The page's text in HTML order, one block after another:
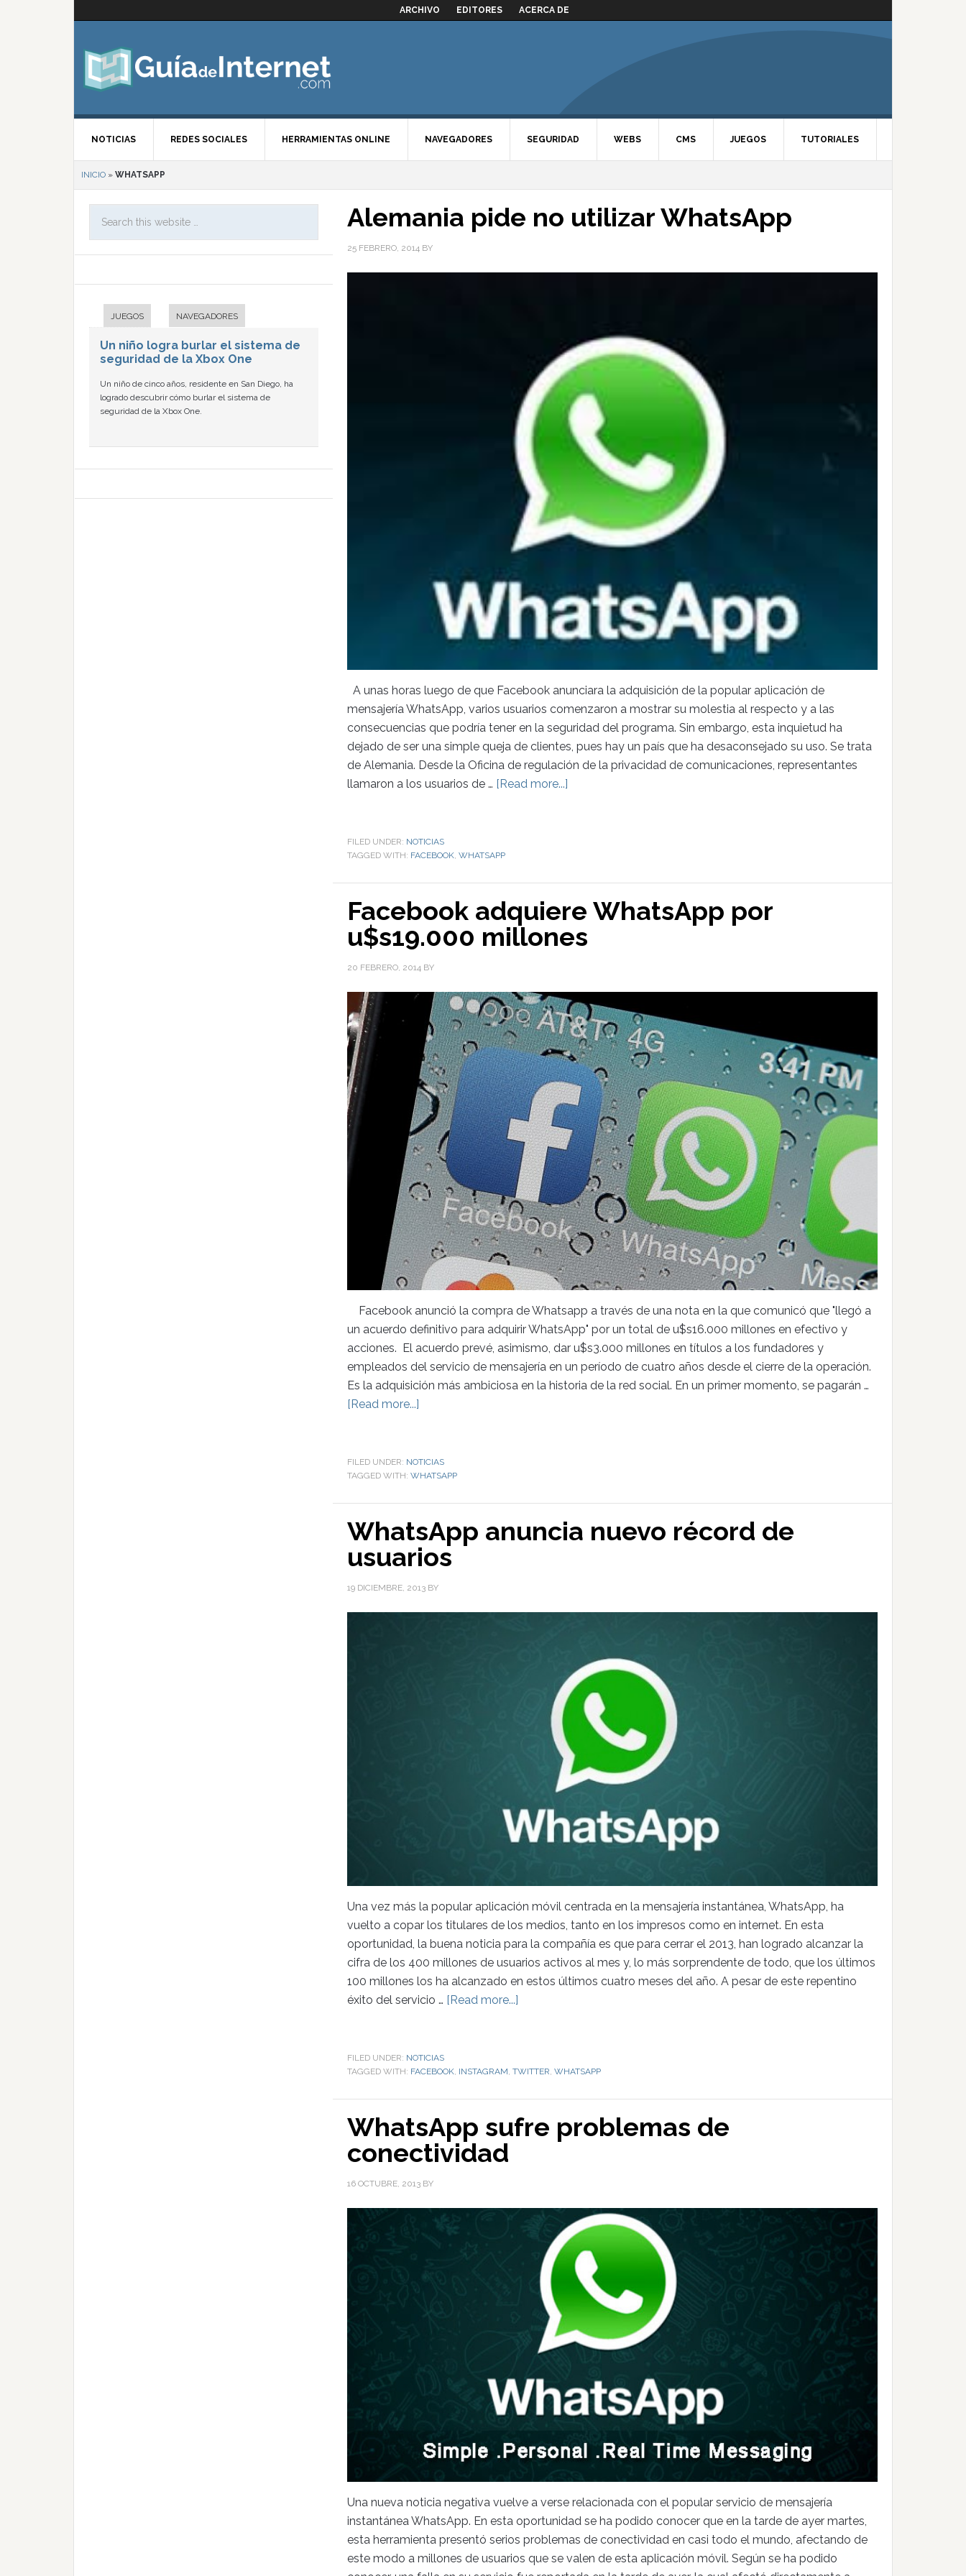
ARCHIVO EDITORES ACERCA DE
NOTICIAS REDES SOCIALES HERRAMIENTAS ONLINE NAVEGADORES SEGURIDAD WEBS CMS JUEGOS TUTORIALES
INICIO » WHATSAPP
Alemania pide no utilizar WhatsApp
25 FEBRERO, 2014 BY
A unas horas luego de que Facebook anunciara la adquisición de la popular aplicación de
mensajería WhatsApp, varios usuarios comenzaron a mostrar su molestia al respecto y a las
consecuencias que podría tener en la seguridad del programa. Sin embargo, esta inquietud ha
dejado de ser una simple queja de clientes, pues hay un país que ha desaconsejado su uso. Se trata
de Alemania. Desde la Oficina de regulación de la privacidad de comunicaciones, representantes
llamaron a los usuarios de … [Read more...]
FILED UNDER: NOTICIAS
TAGGED WITH: FACEBOOK WHATSAPP
Facebook adquiere WhatsApp por
u$s19.000 millones
20 FEBRERO, 2014 BY
Facebook anunció la compra de Whatsapp a través de una nota en la que comunicó que "llegó a
un acuerdo definitivo para adquirir WhatsApp" por un total de u$s16.000 millones en efectivo y
acciones. El acuerdo prevé, asimismo, dar u$s3.000 millones en títulos a los fundadores y
empleados del servicio de mensajería en un período de cuatro años desde el cierre de la operación.
Es la adquisición más ambiciosa en la historia de la red social. En un primer momento, se pagarán …
[Read more...]
FILED UNDER: NOTICIAS
TAGGED WITH: WHATSAPP
WhatsApp anuncia nuevo récord de
usuarios
19 DICIEMBRE, 2013 BY
Una vez más la popular aplicación móvil centrada en la mensajería instantánea, WhatsApp, ha
vuelto a copar los titulares de los medios, tanto en los impresos como en internet. En esta
oportunidad, la buena noticia para la compañía es que para cerrar el 2013, han logrado alcanzar la
cifra de los 400 millones de usuarios activos al mes y, lo más sorprendente de todo, que los últimos
100 millones los ha alcanzado en estos últimos cuatro meses del año. A pesar de este repentino
éxito del servicio … [Read more...]
FILED UNDER: NOTICIAS
TAGGED WITH: FACEBOOK, INSTAGRAM, TWITTER, WHATSAPP
WhatsApp sufre problemas de
conectividad
16 OCTUBRE, 2013 BY
Una nueva noticia negativa vuelve a verse relacionada con el popular servicio de mensajería
instantánea WhatsApp. En esta oportunidad se ha podido conocer que en la tarde de ayer martes,
esta herramienta presentó serios problemas de conectividad en casi todo el mundo, afectando de
este modo a millones de usuarios que se valen de esta aplicación móvil. Según se ha podido
JUEGOS NAVEGADORES
Un niño logra burlar el sistema de
seguridad de la Xbox One
Un niño de cinco años, residente en San Diego, ha
logrado descubrir cómo burlar el sistema de
seguridad de la Xbox One.